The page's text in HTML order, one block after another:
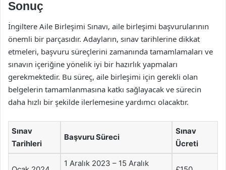
Sonuç
İngiltere Aile Birleşimi Sınavı, aile birleşimi başvurularının
önemli bir parçasıdır. Adayların, sınav tarihlerine dikkat
etmeleri, başvuru süreçlerini zamanında tamamlamaları ve
sınavın içeriğine yönelik iyi bir hazırlık yapmaları
gerekmektedir. Bu süreç, aile birleşimi için gerekli olan
belgelerin tamamlanmasına katkı sağlayacak ve sürecin
daha hızlı bir şekilde ilerlemesine yardımcı olacaktır.
Sınav
Tarihleri
Başvuru Süreci
Sınav
Ücreti
1 Aralık 2023 – 15 Aralık